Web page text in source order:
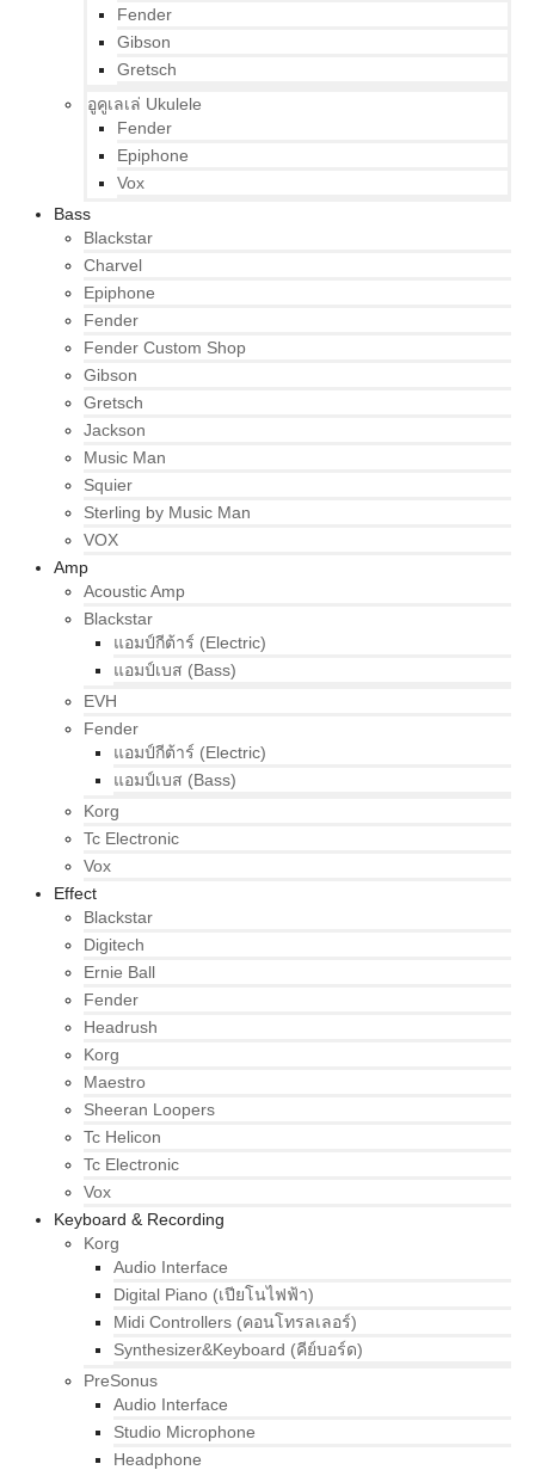
Fender
Gibson
Gretsch
อูคูเลเล่ Ukulele
Fender
Epiphone
Vox
Bass
Blackstar
Charvel
Epiphone
Fender
Fender Custom Shop
Gibson
Gretsch
Jackson
Music Man
Squier
Sterling by Music Man
VOX
Amp
Acoustic Amp
Blackstar
แอมป์กีต้าร์ (Electric)
แอมป์เบส (Bass)
EVH
Fender
แอมป์กีต้าร์ (Electric)
แอมป์เบส (Bass)
Korg
Tc Electronic
Vox
Effect
Blackstar
Digitech
Ernie Ball
Fender
Headrush
Korg
Maestro
Sheeran Loopers
Tc Helicon
Tc Electronic
Vox
Keyboard & Recording
Korg
Audio Interface
Digital Piano (เปียโนไฟฟ้า)
Midi Controllers (คอนโทรลเลอร์)
Synthesizer&Keyboard (คีย์บอร์ด)
PreSonus
Audio Interface
Studio Microphone
Headphone